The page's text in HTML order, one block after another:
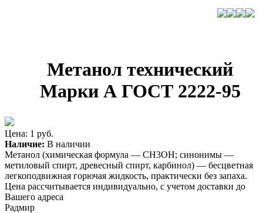
Метанол технический
Марки А ГОСТ 2222-95
Цена: 1 руб.
Наличие: В наличии
Метанол (химическая формула — CH3OH; синонимы —
метиловый спирт, древесный спирт, карбинол) — бесцветная
легкоподвижная горючая жидкость, практически без запаха.
Цена рассчитывается индивидуально, с учетом доставки до
Вашего адреса
Радмир